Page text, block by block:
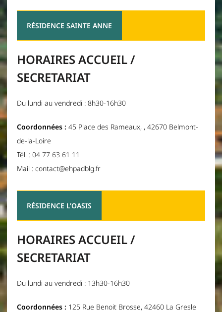
RÉSIDENCE SAINTE ANNE
HORAIRES ACCUEIL /
SECRETARIAT
Du lundi au vendredi : 8h30-16h30
Coordonnées : 45 Place des Rameaux, , 42670 Belmont-
de-la-Loire
Tél. : 04 77 63 61 11
Mail : contact@ehpadblg.fr
RÉSIDENCE L’OASIS
HORAIRES ACCUEIL /
SECRETARIAT
Du lundi au vendredi : 13h30-16h30
Coordonnées : 125 Rue Benoit Brosse, 42460 La Gresle